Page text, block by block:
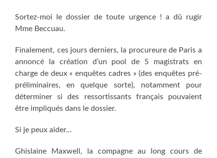
Sortez-moi le dossier de toute urgence ! a dû rugir
Mme Beccuau.
Finalement, ces jours derniers, la procureure de Paris a
annoncé la création d’un pool de 5 magistrats en
charge de deux « enquêtes cadres » (des enquêtes pré-
préliminaires, en quelque sorte), notamment pour
déterminer si des ressortissants français pouvaient
être impliqués dans le dossier.
Si je peux aider…
Ghislaine Maxwell, la compagne au long cours de